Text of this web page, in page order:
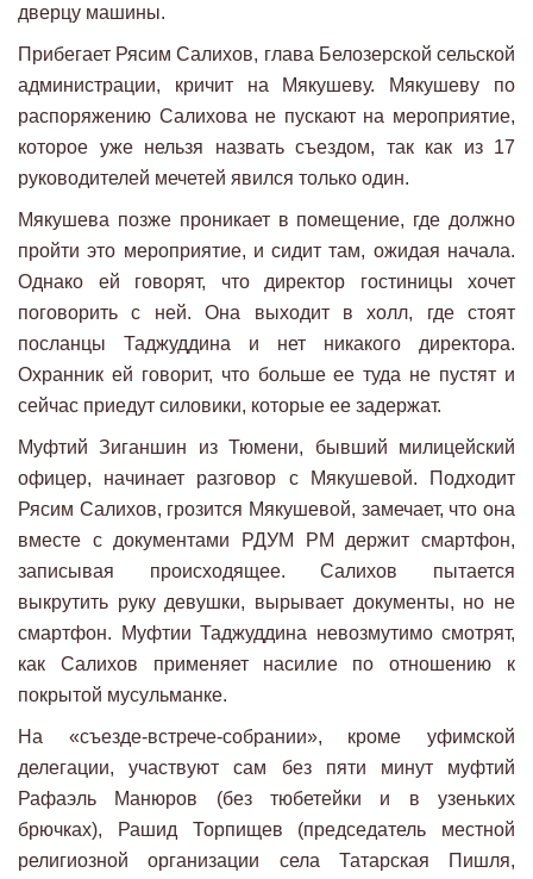
дверцу машины.
Прибегает Рясим Салихов, глава Белозерской сельской
администрации, кричит на Мякушеву. Мякушеву по
распоряжению Салихова не пускают на мероприятие,
которое уже нельзя назвать съездом, так как из 17
руководителей мечетей явился только один.
Мякушева позже проникает в помещение, где должно
пройти это мероприятие, и сидит там, ожидая начала.
Однако ей говорят, что директор гостиницы хочет
поговорить с ней. Она выходит в холл, где стоят
посланцы Таджуддина и нет никакого директора.
Охранник ей говорит, что больше ее туда не пустят и
сейчас приедут силовики, которые ее задержат.
Муфтий Зиганшин из Тюмени, бывший милицейский
офицер, начинает разговор с Мякушевой. Подходит
Рясим Салихов, грозится Мякушевой, замечает, что она
вместе с документами РДУМ РМ держит смартфон,
записывая происходящее. Салихов пытается
выкрутить руку девушки, вырывает документы, но не
смартфон. Муфтии Таджуддина невозмутимо смотрят,
как Салихов применяет насилие по отношению к
покрытой мусульманке.
На «съезде-встрече-собрании», кроме уфимской
делегации, участвуют сам без пяти минут муфтий
Рафаэль Манюров (без тюбетейки и в узеньких
брючках), Рашид Торпищев (председатель местной
религиозной организации села Татарская Пишля,